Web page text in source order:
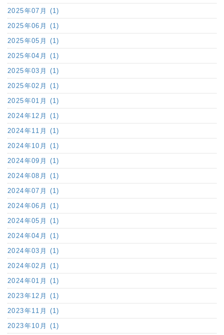
2025年07月 (1)
2025年06月 (1)
2025年05月 (1)
2025年04月 (1)
2025年03月 (1)
2025年02月 (1)
2025年01月 (1)
2024年12月 (1)
2024年11月 (1)
2024年10月 (1)
2024年09月 (1)
2024年08月 (1)
2024年07月 (1)
2024年06月 (1)
2024年05月 (1)
2024年04月 (1)
2024年03月 (1)
2024年02月 (1)
2024年01月 (1)
2023年12月 (1)
2023年11月 (1)
2023年10月 (1)